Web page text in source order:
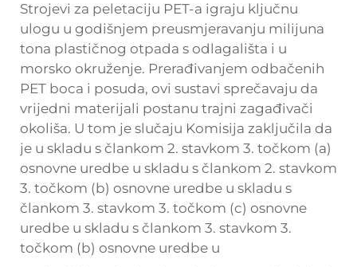
Strojevi za peletaciju PET-a igraju ključnu
ulogu u godišnjem preusmjeravanju milijuna
tona plastičnog otpada s odlagališta i u
morsko okruženje. Prerađivanjem odbačenih
PET boca i posuda, ovi sustavi sprečavaju da
vrijedni materijali postanu trajni zagađivači
okoliša. U tom je slučaju Komisija zaključila da
je u skladu s člankom 2. stavkom 3. točkom (a)
osnovne uredbe u skladu s člankom 2. stavkom
3. točkom (b) osnovne uredbe u skladu s
člankom 3. stavkom 3. točkom (c) osnovne
uredbe u skladu s člankom 3. stavkom 3.
točkom (b) osnovne uredbe u